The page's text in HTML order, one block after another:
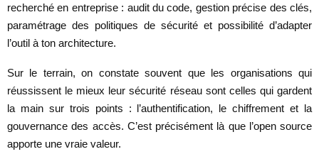
recherché en entreprise : audit du code, gestion précise des clés,
paramétrage des politiques de sécurité et possibilité d’adapter
l’outil à ton architecture.
Sur le terrain, on constate souvent que les organisations qui
réussissent le mieux leur sécurité réseau sont celles qui gardent
la main sur trois points : l’authentification, le chiffrement et la
gouvernance des accès. C’est précisément là que l’open source
apporte une vraie valeur.